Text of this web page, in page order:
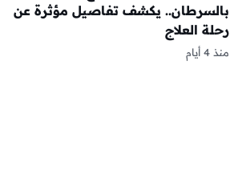
بالسرطان.. يكشف تفاصيل مؤثرة عن
رحلة العلاج
منذ 4 أيام